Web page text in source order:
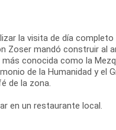
la visita de día
Zoser mandó construir
conocida como la
de la Humanidad y el
de la zona.
en un restaurante local.